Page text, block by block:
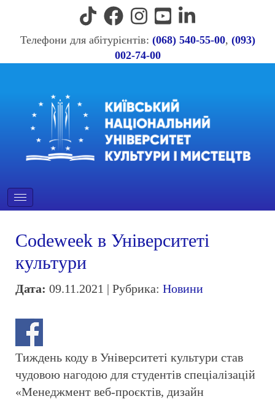
Телефони для абітурієнтів: (068) 540-55-00, (093)
002-74-00
Codeweek в Університеті
культури
Дата: 09.11.2021 | Рубрика: Новини
Тиждень коду в Університеті культури став
чудовою нагодою для студентів спеціалізацій
«Менеджмент веб-проєктів, дизайн